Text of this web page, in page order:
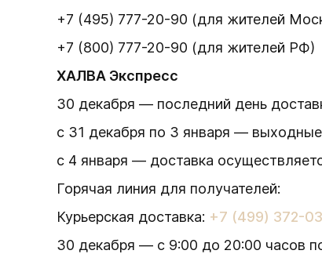
+7 (495) 777-20-90 (для жителей
+7 (800) 777-20-90 (для жителей РФ)
ХАЛВА Экспресс
30 декабря — последний день
с 31 декабря по 3 января —
с 4 января — доставка
Горячая линия для получателей:
Курьерская доставка: +7 (499) 372-
30 декабря — с 9:00 до 20:00 часов